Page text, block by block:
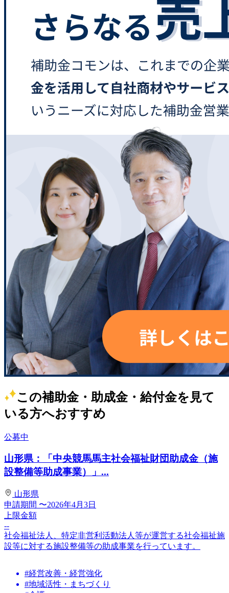
この補助金・助成金・給付金を見て
いる方へおすすめ
公募中
山形県：「中央競馬馬主社会福祉財団助成金（施
設整備等助成事業）」...
山形県
申請期間 〜2026年4月3日
上限金額
--
社会福祉法人、特定非営利活動法人等が運営する社会福祉施
設等に対する施設整備等の助成事業を行っています。
#経営改善・経営強化
#地域活性・まちづくり